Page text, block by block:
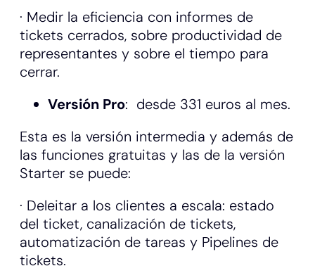
· Medir la eficiencia con informes de
tickets cerrados, sobre productividad de
representantes y sobre el tiempo para
cerrar.
Versión Pro: desde 331 euros al mes.
Esta es la versión intermedia y además de
las funciones gratuitas y las de la versión
Starter se puede:
· Deleitar a los clientes a escala: estado
del ticket, canalización de tickets,
automatización de tareas y Pipelines de
tickets.